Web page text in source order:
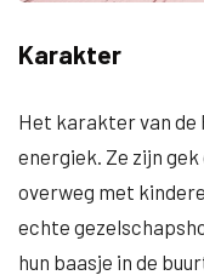
Karakter
Het karakter van de
energiek. Ze zijn
overweg met
echte
hun baasje in de